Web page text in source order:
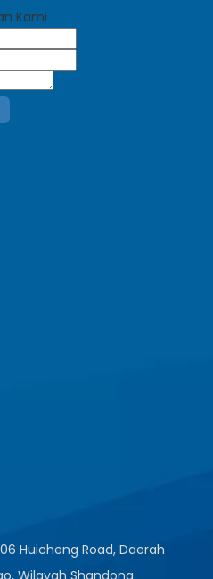
Kami
Huicheng Road, Daerah
Wilayah Shandong